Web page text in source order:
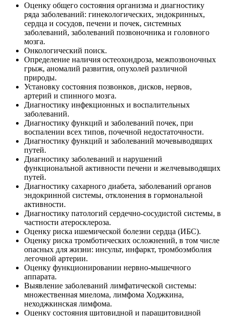
Оценку общего состояния организма и диагностику
ряда заболеваний: гинекологических, эндокринных,
сердца и сосудов, печени и почек, системных
заболеваний, заболеваний позвоночника и головного
мозга.
Онкологический поиск.
Определение наличия остеохондроза, межпозвоночных
грыж, аномалий развития, опухолей различной
природы.
Установку состояния позвонков, дисков, нервов,
артерий и спинного мозга.
Диагностику инфекционных и воспалительных
заболеваний.
Диагностику функций и заболеваний почек, при
воспалении всех типов, почечной недостаточности.
Диагностику функций и заболеваний мочевыводящих
путей.
Диагностику заболеваний и нарушений
функциональной активности печени и желчевыводящих
путей.
Диагностику сахарного диабета, заболеваний органов
эндокринной системы, отклонения в гормональной
активности.
Диагностику патологий сердечно-сосудистой системы, в
частности атеросклероза.
Оценку риска ишемической болезни сердца (ИБС).
Оценку риска тромботических осложнений, в том числе
опасных для жизни: инсульт, инфаркт, тромбоэмболия
легочной артерии.
Оценку функционировании нервно-мышечного
аппарата.
Выявление заболеваний лимфатической системы:
множественная миелома, лимфома Ходжкина,
неходжкинская лимфома.
Оценку состояния щитовидной и паращитовидной